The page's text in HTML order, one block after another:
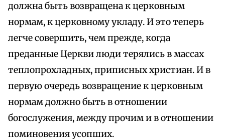
должна быть возвращена к церковным
нормам, к церковному укладу. И это теперь
легче совершить, чем прежде, когда
преданные Церкви люди терялись в массах
теплопрохладных, приписных христиан. И в
первую очередь возвращение к церковным
нормам должно быть в отношении
богослужения, между прочим и в отношении
поминовения усопших.